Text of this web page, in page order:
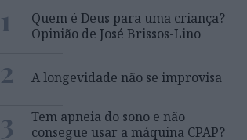
1
Quem é Deus para uma criança?
Opinião de José Brissos-Lino
2 A longevidade não se improvisa
3
Tem apneia do sono e não
consegue usar a máquina CPAP?